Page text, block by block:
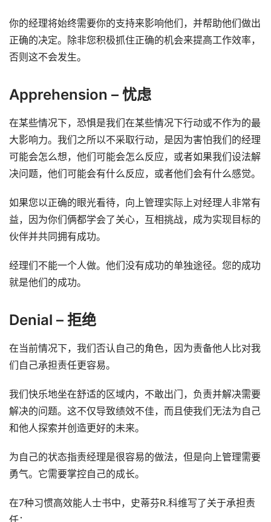
你的经理将始终需要你的支持来影响他们，并帮助他们做出
正确的决定。除非您积极抓住正确的机会来提高工作效率，
否则这不会发生。
Apprehension – 忧虑
在某些情况下，恐惧是我们在某些情况下行动或不作为的最
大影响力。我们之所以不采取行动，是因为害怕我们的经理
可能会怎么想，他们可能会怎么反应，或者如果我们设法解
决问题，他们可能会有什么反应，或者他们会有什么感觉。
如果您以正确的眼光看待，向上管理实际上对经理人非常有
益，因为你们俩都学会了关心，互相挑战，成为实现目标的
伙伴并共同拥有成功。
经理们不能一个人做。他们没有成功的单独途径。您的成功
就是他们的成功。
Denial – 拒绝
在当前情况下，我们否认自己的角色，因为责备他人比对我
们自己承担责任更容易。
我们快乐地坐在舒适的区域内，不敢出门，负责并解决需要
解决的问题。这不仅导致绩效不佳，而且使我们无法为自己
和他人探索并创造更好的未来。
为自己的状态指责经理是很容易的做法，但是向上管理需要
勇气。它需要掌控自己的成长。
在7种习惯高效能人士书中，史蒂芬R.科维写了关于承担责
任：